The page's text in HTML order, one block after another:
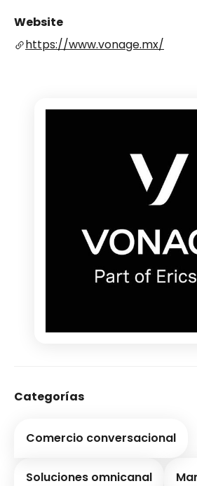
Website
https://www.vonage.mx/
Categorías
Comercio conversacional
Soluciones omnicanal